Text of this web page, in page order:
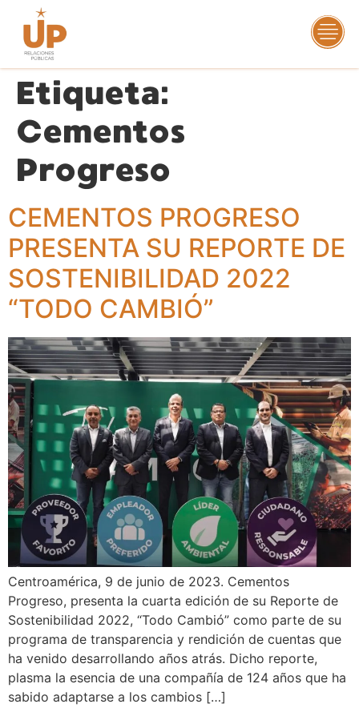
Etiqueta:
Cementos
Progreso
CEMENTOS PROGRESO
PRESENTA SU REPORTE DE
SOSTENIBILIDAD 2022
“TODO CAMBIÓ”
Centroamérica, 9 de junio de 2023. Cementos
Progreso, presenta la cuarta edición de su Reporte de
Sostenibilidad 2022, “Todo Cambió” como parte de su
programa de transparencia y rendición de cuentas que
ha venido desarrollando años atrás. Dicho reporte,
plasma la esencia de una compañía de 124 años que ha
sabido adaptarse a los cambios […]